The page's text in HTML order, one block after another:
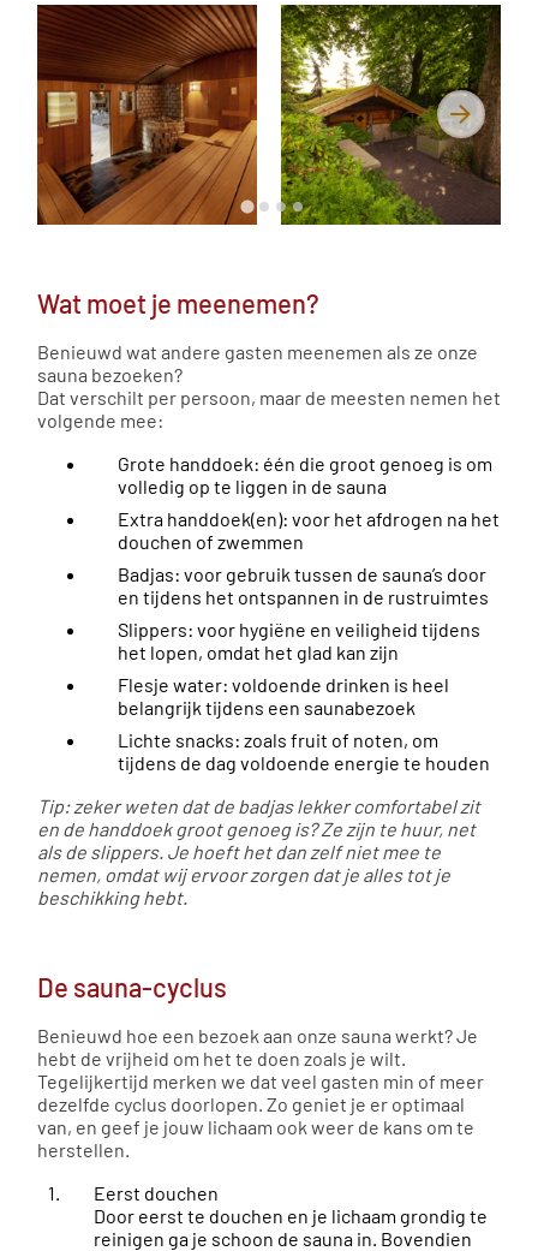
Wat moet je meenemen?
Benieuwd wat andere gasten meenemen als ze onze
sauna bezoeken?
Dat verschilt per persoon, maar de meesten nemen het
volgende mee:
Grote handdoek: één die groot genoeg is om
volledig op te liggen in de sauna
Extra handdoek(en): voor het afdrogen na het
douchen of zwemmen
Badjas: voor gebruik tussen de sauna’s door
en tijdens het ontspannen in de rustruimtes
Slippers: voor hygiëne en veiligheid tijdens
het lopen, omdat het glad kan zijn
Flesje water: voldoende drinken is heel
belangrijk tijdens een saunabezoek
Lichte snacks: zoals fruit of noten, om
tijdens de dag voldoende energie te houden
Tip: zeker weten dat de badjas lekker comfortabel zit
en de handdoek groot genoeg is? Ze zijn te huur, net
als de slippers. Je hoeft het dan zelf niet mee te
nemen, omdat wij ervoor zorgen dat je alles tot je
beschikking hebt.
De sauna-cyclus
Benieuwd hoe een bezoek aan onze sauna werkt? Je
hebt de vrijheid om het te doen zoals je wilt.
Tegelijkertijd merken we dat veel gasten min of meer
dezelfde cyclus doorlopen. Zo geniet je er optimaal
van, en geef je jouw lichaam ook weer de kans om te
herstellen.
Eerst douchen
Door eerst te douchen en je lichaam grondig te
reinigen ga je schoon de sauna in. Bovendien